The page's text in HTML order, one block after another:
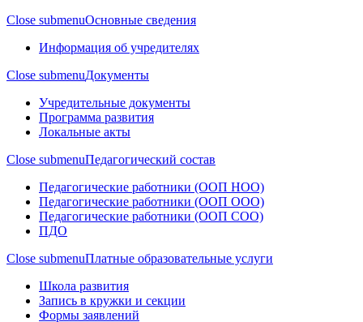
Close submenuОсновные сведения
Информация об учредителях
Close submenuДокументы
Учредительные документы
Программа развития
Локальные акты
Close submenuПедагогический состав
Педагогические работники (ООП НОО)
Педагогические работники (ООП ООО)
Педагогические работники (ООП СОО)
ПДО
Close submenuПлатные образовательные услуги
Школа развития
Запись в кружки и секции
Формы заявлений